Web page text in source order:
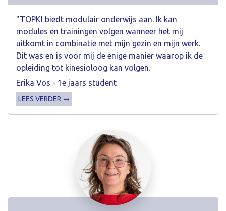
"TOPKI biedt modulair onderwijs aan. Ik kan
modules en trainingen volgen wanneer het mij
uitkomt in combinatie met mijn gezin en mijn werk.
Dit was en is voor mij de enige manier waarop ik de
opleiding tot kinesioloog kan volgen.
Erika Vos - 1e jaars student
LEES VERDER →